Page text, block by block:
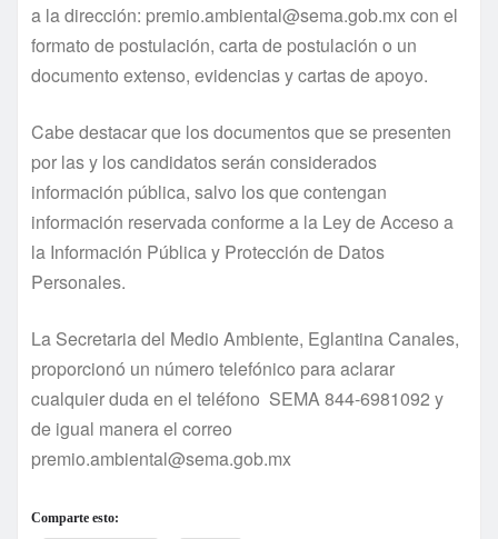
a la dirección: premio.ambiental@sema.gob.mx con el
formato de postulación, carta de postulación o un
documento extenso, evidencias y cartas de apoyo.
Cabe destacar que los documentos que se presenten
por las y los candidatos serán considerados
información pública, salvo los que contengan
información reservada conforme a la Ley de Acceso a
la Información Pública y Protección de Datos
Personales.
La Secretaria del Medio Ambiente, Eglantina Canales,
proporcionó un número telefónico para aclarar
cualquier duda en el teléfono SEMA 844-6981092 y
de igual manera el correo
premio.ambiental@sema.gob.mx
Comparte esto: